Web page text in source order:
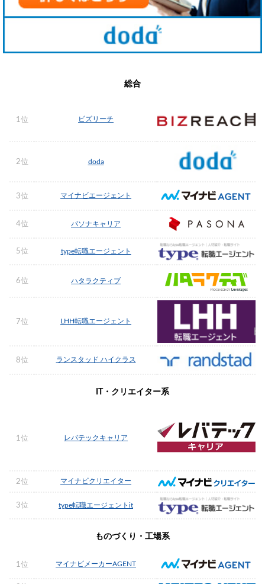
総合
1位 ビズリーチ
2位 doda
3位 マイナビエージェント
4位 パソナキャリア
5位 type転職エージェント
6位 ハタラクティブ
7位 LHH転職エージェント
8位 ランスタッド ハイクラス
IT・クリエイター系
1位 レバテックキャリア
2位 マイナビクリエイター
3位 type転職エージェントit
ものづくり・工場系
1位 マイナビメーカーAGENT